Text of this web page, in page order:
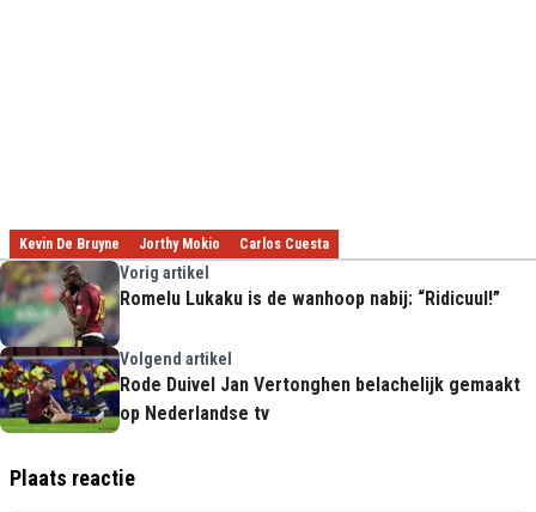
Kevin De Bruyne Jorthy Mokio Carlos Cuesta
Vorig artikel
Romelu Lukaku is de wanhoop nabij: “Ridicuul!”
Volgend artikel
Rode Duivel Jan Vertonghen belachelijk gemaakt
op Nederlandse tv
Plaats reactie